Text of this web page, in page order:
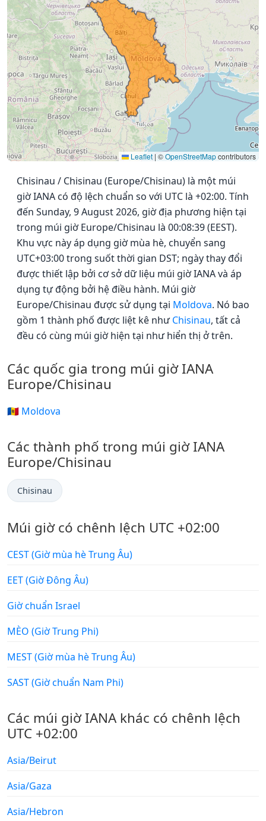
Leaflet | ©OpenStreetMapcontributors
Chisinau / Chisinau (Europe/Chisinau) là một múi
giờ IANA có độ lệch chuẩn so với UTC là +02:00. Tính
đến Sunday, 9 August 2026, giờ địa phương hiện tại
trong múi giờ Europe/Chisinau là 00:08:39 (EEST).
Khu vực này áp dụng giờ mùa hè, chuyển sang
UTC+03:00 trong suốt thời gian DST; ngày thay đổi
được thiết lập bởi cơ sở dữ liệu múi giờ IANA và áp
dụng tự động bởi hệ điều hành. Múi giờ
Europe/Chisinau được sử dụng tại Moldova. Nó bao
gồm 1 thành phố được liệt kê nhưChisinau, tất cả
đều có cùng múi giờ hiện tại như hiển thị ở trên.
Các quốc gia trong múi giờ IANA
Europe/Chisinau
🇲🇩 Moldova
Các thành phố trong múi giờ IANA
Europe/Chisinau
Chisinau
Múi giờ có chênh lệch UTC +02:00
CEST (Giờ mùa hè Trung Âu)
EET (Giờ Đông Âu)
Giờ chuẩn Israel
MÈO (Giờ Trung Phi)
MEST (Giờ mùa hè Trung Âu)
SAST (Giờ chuẩn Nam Phi)
Các múi giờ IANA khác có chênh lệch
UTC +02:00
Asia/Beirut
Asia/Gaza
Asia/Hebron